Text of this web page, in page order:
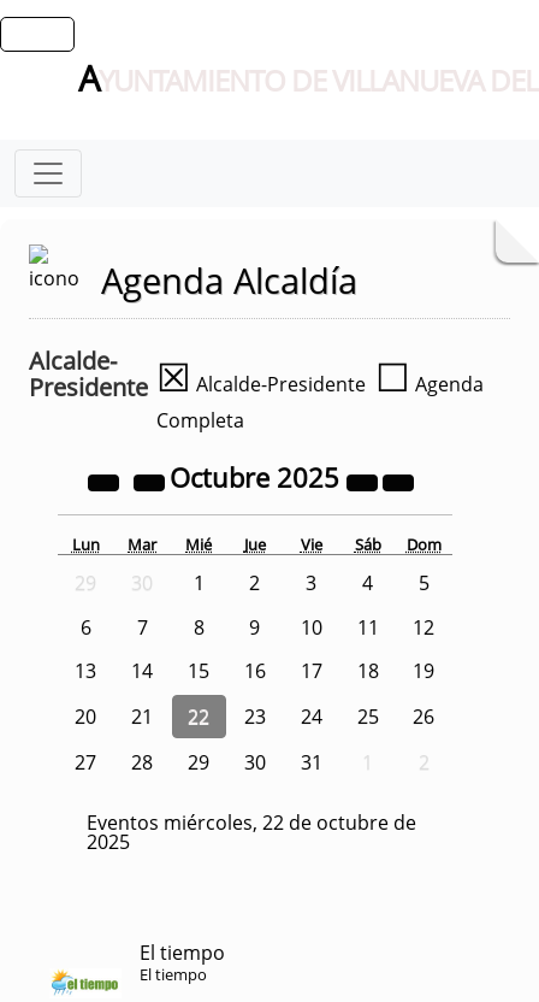
AYUNTAMIENTO DE VILLANUEVA
Agenda Alcaldía
Alcalde-
Presidente ☒ Alcalde-Presidente ☐ Agenda
Completa
Octubre 2025
Lun Mar Mié Jue Vie Sáb Dom
29 30 1 2 3 4
5
6
7 8 9 10 11
12
13
14 15 16 17 18
19
20
21 22 23 24 25
26
27
28 29 30 31 1 2
Eventos miércoles, 22 de octubre de
2025
El tiempo
El tiempo